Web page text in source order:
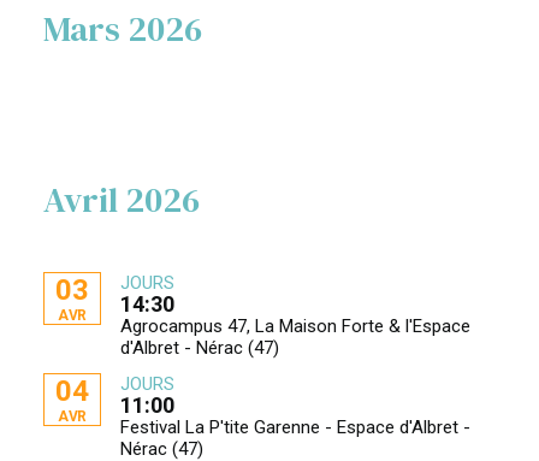
Mars 2026
Avril 2026
03
AVR
JOURS
14:30
Agrocampus 47, La Maison Forte & l'Espace
d'Albret - Nérac (47)
04
AVR
JOURS
11:00
Festival La P'tite Garenne - Espace d'Albret -
Nérac (47)